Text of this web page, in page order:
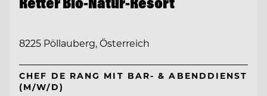
8225 Pöllauberg, Österreich
CHEF DE RANG MIT BAR- & ABENDDIENST
(M/W/D)